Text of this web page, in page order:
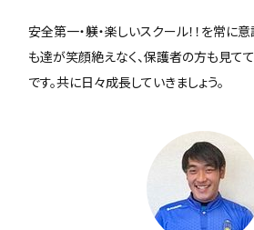
安全第一・躾・楽しいスクール！！を常に
も達が笑顔絶えなく、保護者の方も見て
です。共に日々成長していきましょう。